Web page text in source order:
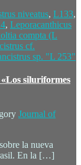
niveatus, L133,
, Leporacanthicus
compta (L
cf.
sp. "L 253"
siluriformes
Journal of
la nueva
En la […]